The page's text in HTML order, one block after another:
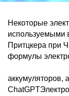
Некоторые
используемыми
Притцкера при
формулы
аккумуляторов,